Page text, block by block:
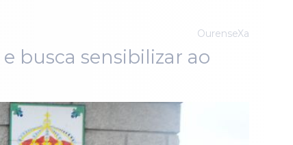
OurenseXa
busca sensibilizar ao